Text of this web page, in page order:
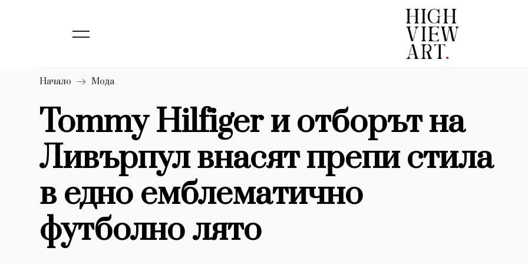
1633
Dialogue
Изкуство
4340
Красота
Дизайн 1272
Книги 1188
30+ 1970
Начало Мода
Tommy Hilfiger и отборът на
Ливърпул внасят препи стила
в едно емблематично
футболно лято